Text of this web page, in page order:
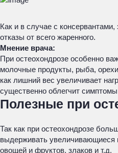
Как и в случае с
отказы от всего жаренного.
Мнение врача:
При остеохондрозе особенно
молочные продукты, рыба,
как лишний вес увеличивает
существенно облегчит
Полезные при
Так как при остеохондрозе
выдерживать увеличивающиеся
овощей и фруктов, злаков и т.д.